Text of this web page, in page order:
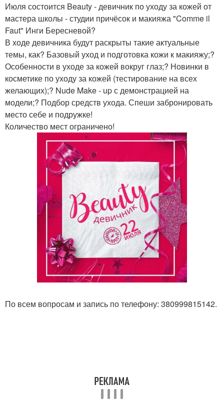
Июля состоится Beauty - девичник по уходу за кожей от
мастера школы - студии причёсок и макияжа "Comme il
Faut" Инги Бересневой?
В ходе девичника будут раскрыты такие актуальные
темы, как? Базовый уход и подготовка кожи к макияжу;?
Особенности в уходе за кожей вокруг глаз;? Новинки в
косметике по уходу за кожей (тестирование на всех
желающих);? Nude Make - up с демонстрацией на
модели;? Подбор средств ухода. Спеши забронировать
место себе и подружке!
Количество мест ограничено!
По всем вопросам и запись по телефону: 380999815142.